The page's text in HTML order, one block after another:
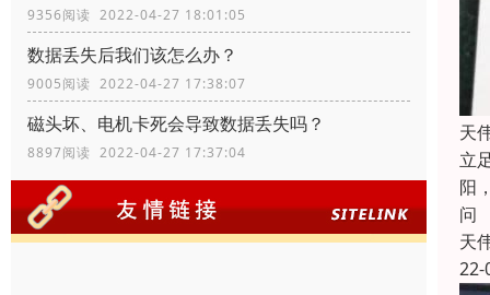
9356阅读 2022-04-27 18:01:05
数据丢失后我们该怎么办？
9005阅读 2022-04-27 17:38:07
磁头坏、电机卡死会导致数据丢失吗？
8897阅读 2022-04-27 17:37:04
天
立
阳
问
天
22-